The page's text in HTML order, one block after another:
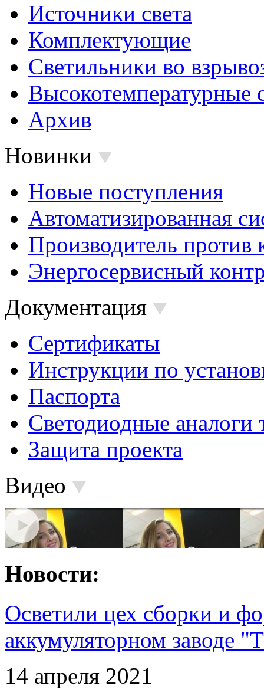
Источники света
Комплектующие
Светильники во
Высокотемпературные
Архив
Новинки
Новые поступления
Автоматизированная
Производитель против
Энергосервисный
Документация
Сертификаты
Инструкции по
Паспорта
Светодиодные аналоги
Защита проекта
Видео
Новости:
Осветили цех сборки и
аккумуляторном заводе
14 апреля 2021